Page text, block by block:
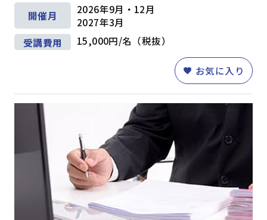
開催月
2026年9月・12月
2027年3月
受講費用
15,000円/名（税抜）
お気に入り